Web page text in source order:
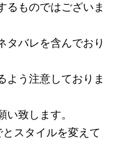
るものではございま
タバレを含んでおり
よう注意しておりま
致します。
スタイルを変えて